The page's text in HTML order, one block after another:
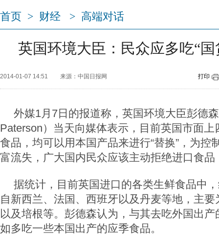
首页 > 财经 > 高端对话
英国环境大臣：民众应多吃“国
2014-01-07 14:51 来源：中国日报网 打印
外媒1月7日的报道称，英国环境大臣彭德
Paterson）当天向媒体表示，目前英国市面
食品，均可以用本国产品来进行“替换”，为控
富流失，广大国内民众应该主动拒绝进口食品
据统计，目前英国进口的各类生鲜食品中
自新西兰、法国、西班牙以及丹麦等地，主
以及培根等。彭德森认为，与其去吃外国出
如多吃一些本国出产的应季食品。